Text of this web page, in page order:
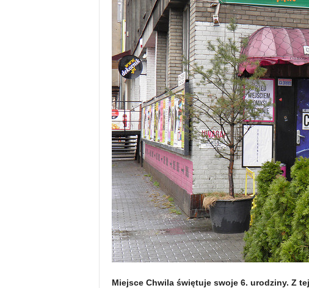
Miejsce Chwila świętuje swoje 6. urodziny. Z